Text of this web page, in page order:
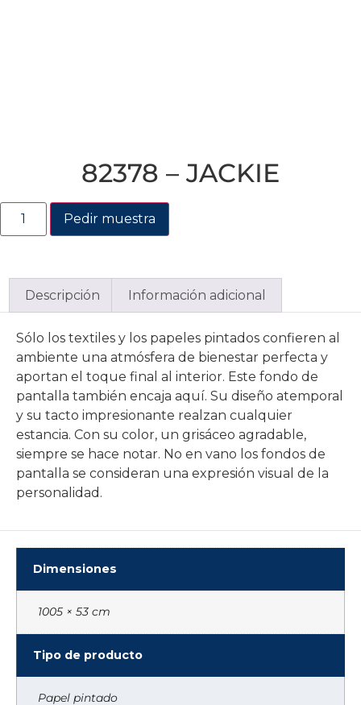
82378 – JACKIE
Pedir muestra
Descripción Información adicional
Sólo los textiles y los papeles pintados confieren al
ambiente una atmósfera de bienestar perfecta y
aportan el toque final al interior. Este fondo de
pantalla también encaja aquí. Su diseño atemporal
y su tacto impresionante realzan cualquier
estancia. Con su color, un grisáceo agradable,
siempre se hace notar. No en vano los fondos de
pantalla se consideran una expresión visual de la
personalidad.
Dimensiones
1005 × 53 cm
Tipo de producto
Papel pintado